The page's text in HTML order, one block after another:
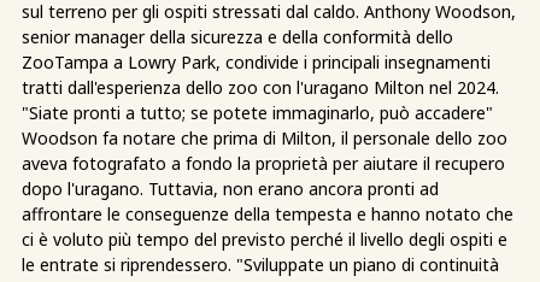
sul terreno per gli ospiti stressati dal caldo. Anthony Woodson,
senior manager della sicurezza e della conformità dello
ZooTampa a Lowry Park, condivide i principali insegnamenti
tratti dall'esperienza dello zoo con l'uragano Milton nel 2024.
"Siate pronti a tutto; se potete immaginarlo, può accadere"
Woodson fa notare che prima di Milton, il personale dello zoo
aveva fotografato a fondo la proprietà per aiutare il recupero
dopo l'uragano. Tuttavia, non erano ancora pronti ad
affrontare le conseguenze della tempesta e hanno notato che
ci è voluto più tempo del previsto perché il livello degli ospiti e
le entrate si riprendessero. "Sviluppate un piano di continuità